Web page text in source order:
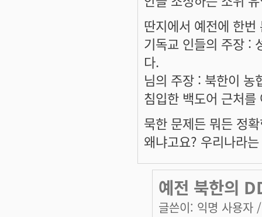
딴지에서 예전에 한
기독교 인들의 주장 :
다.
님의 주장 : 북한이 농
침입한 백도어 근처
묵한 문제든 뭐든 정
왜냐고요? 우리나라
예전 북한의
글쓴이: 익명 사용자